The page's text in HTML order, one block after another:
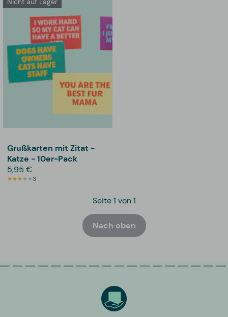
Grußkarten mit Zitat -
Katze - 10er-Pack
5,95 €
3
Seite 1 von 1
Nach oben